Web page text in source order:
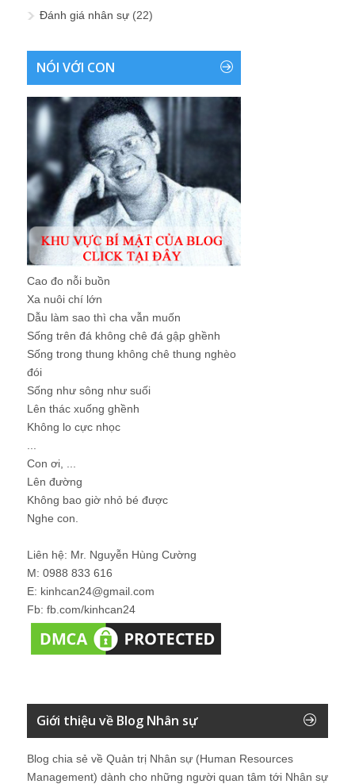
Đánh giá nhân sự (22)
NÓI VỚI CON
Cao đo nỗi buồn
Xa nuôi chí lớn
Dẫu làm sao thì cha vẫn muốn
Sống trên đá không chê đá gập ghềnh
Sống trong thung không chê thung nghèo
đói
Sống như sông như suối
Lên thác xuống ghềnh
Không lo cực nhọc
Con ơi, ...
Lên đường
Không bao giờ nhỏ bé được
Nghe con.
Liên hệ: Mr. Nguyễn Hùng Cường
M: 0988 833 616
E: kinhcan24@gmail.com
Fb: fb.com/kinhcan24
Giới thiệu về Blog Nhân sự
Blog chia sẻ về Quản trị Nhân sự (Human Resources
Management) dành cho những người quan tâm tới Nhân sự